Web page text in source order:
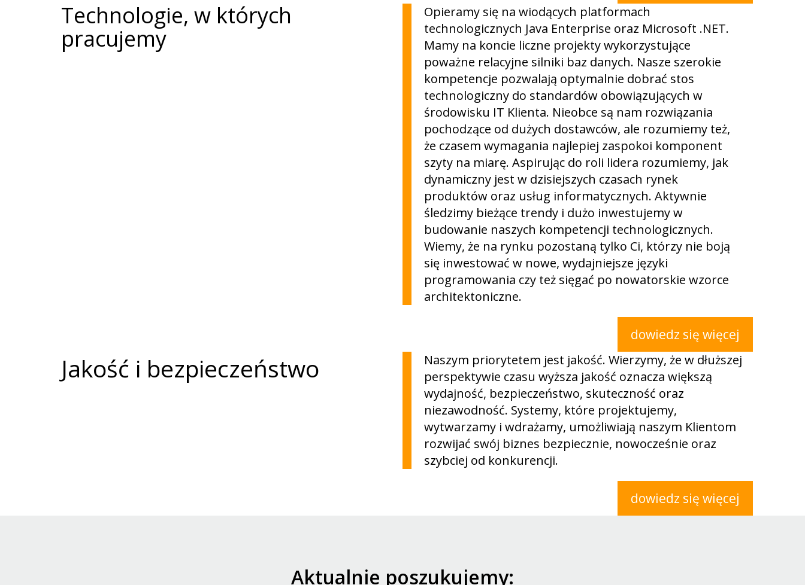
Technologie, w których
pracujemy
Opieramy się na wiodących platformach
technologicznych Java Enterprise oraz Microsoft .NET.
Mamy na koncie liczne projekty wykorzystujące
poważne relacyjne silniki baz danych. Nasze szerokie
kompetencje pozwalają optymalnie dobrać stos
technologiczny do standardów obowiązujących w
środowisku IT Klienta. Nieobce są nam rozwiązania
pochodzące od dużych dostawców, ale rozumiemy też,
że czasem wymagania najlepiej zaspokoi komponent
szyty na miarę. Aspirując do roli lidera rozumiemy, jak
dynamiczny jest w dzisiejszych czasach rynek
produktów oraz usług informatycznych. Aktywnie
śledzimy bieżące trendy i dużo inwestujemy w
budowanie naszych kompetencji technologicznych.
Wiemy, że na rynku pozostaną tylko Ci, którzy nie boją
się inwestować w nowe, wydajniejsze języki
programowania czy też sięgać po nowatorskie wzorce
architektoniczne.
dowiedz się więcej
Jakość i bezpieczeństwo
Naszym priorytetem jest jakość. Wierzymy, że w dłuższej
perspektywie czasu wyższa jakość oznacza większą
wydajność, bezpieczeństwo, skuteczność oraz
niezawodność. Systemy, które projektujemy,
wytwarzamy i wdrażamy, umożliwiają naszym Klientom
rozwijać swój biznes bezpiecznie, nowocześnie oraz
szybciej od konkurencji.
dowiedz się więcej
Aktualnie poszukujemy: